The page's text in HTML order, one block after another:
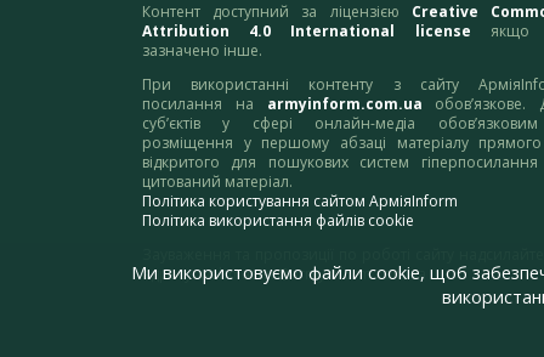
Контент доступний за ліцензією Creative
Attribution 4.0 International license якщо
зазначено інше.
При використанні контенту з сайту
посилання на armyinform.com.ua обов’язкове.
суб’єктів у сфері онлайн-медіа
розміщення у першому абзаці матеріалу
відкритого для пошукових систем
цитований матеріал.
Політика користування сайтом АрміяInform
Політика використання файлів cookie
адресу:webmaster@armyinform.com.ua
Ми використовуємо файли cookie, щоб